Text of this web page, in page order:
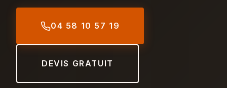
04 58 10 57 19
DEVIS GRATUIT